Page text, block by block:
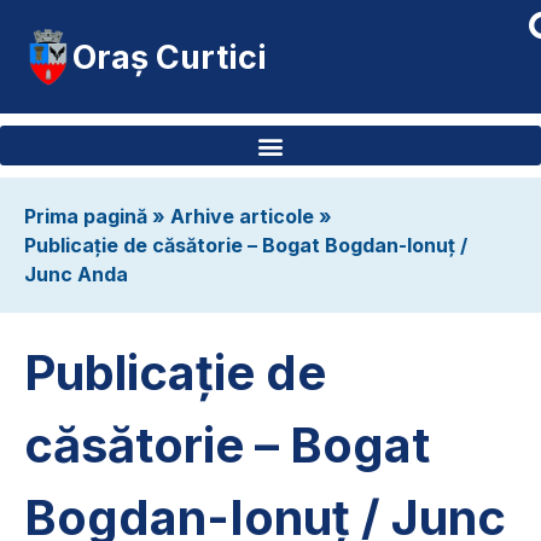
Oraș Curtici
Prima pagină » Arhive articole »
Publicație de căsătorie – Bogat Bogdan-Ionuț /
Junc Anda
Publicație de
căsătorie – Bogat
Bogdan-Ionuț / Junc